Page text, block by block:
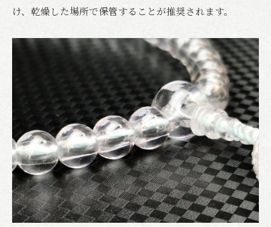
け、乾燥した場所で保管することが推奨されます。